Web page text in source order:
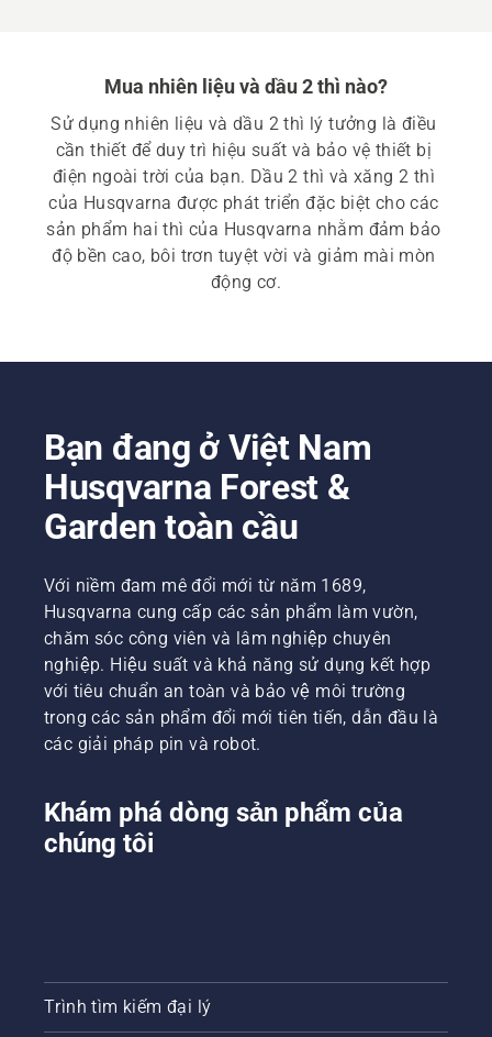
Mua nhiên liệu và dầu 2 thì nào?
Sử dụng nhiên liệu và dầu 2 thì lý tưởng là điều
cần thiết để duy trì hiệu suất và bảo vệ thiết bị
điện ngoài trời của bạn. Dầu 2 thì và xăng 2 thì
của Husqvarna được phát triển đặc biệt cho các
sản phẩm hai thì của Husqvarna nhằm đảm bảo
độ bền cao, bôi trơn tuyệt vời và giảm mài mòn
động cơ.
Bạn đang ở Việt Nam
Husqvarna Forest &
Garden toàn cầu
Với niềm đam mê đổi mới từ năm 1689,
Husqvarna cung cấp các sản phẩm làm vườn,
chăm sóc công viên và lâm nghiệp chuyên
nghiệp. Hiệu suất và khả năng sử dụng kết hợp
với tiêu chuẩn an toàn và bảo vệ môi trường
trong các sản phẩm đổi mới tiên tiến, dẫn đầu là
các giải pháp pin và robot.
Khám phá dòng sản phẩm của
chúng tôi
Trình tìm kiếm đại lý